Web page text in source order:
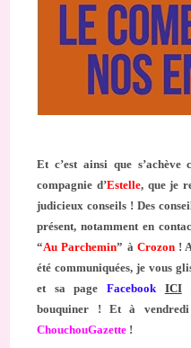
Et c’est ainsi que s’achève
compagnie d’Estelle, que je
judicieux conseils ! Des
présent, notamment en
“Au Parchemin” à Crozon!
été communiquées, je vous
et sa pageFacebook ICI:
bouquiner ! Et à
ChouchouGazette !